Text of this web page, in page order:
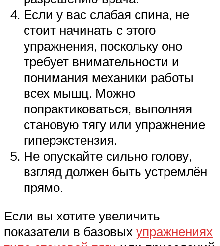
Если у вас слабая спина, не
стоит начинать с этого
упражнения, поскольку оно
требует внимательности и
понимания механики работы
всех мышц. Можно
попрактиковаться, выполняя
становую тягу или упражнение
гиперэкстензия.
Не опускайте сильно голову,
взгляд должен быть устремлён
прямо.
Если вы хотите увеличить
показатели в базовых упражнениях